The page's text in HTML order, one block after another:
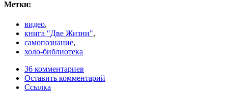
Метки:
видео,
книга "Две Жизни",
самопознание,
холо-библиотека
36 комментариев
Оставить комментарий
Ссылка